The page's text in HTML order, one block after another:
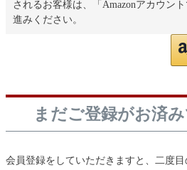
されるお客様は、「Amazonアカウン
進みください。
まだご登録がお済
会員登録をしていただきますと、二度